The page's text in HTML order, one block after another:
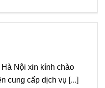
Nội xin kính chào
cung cấp dịch vụ [...]